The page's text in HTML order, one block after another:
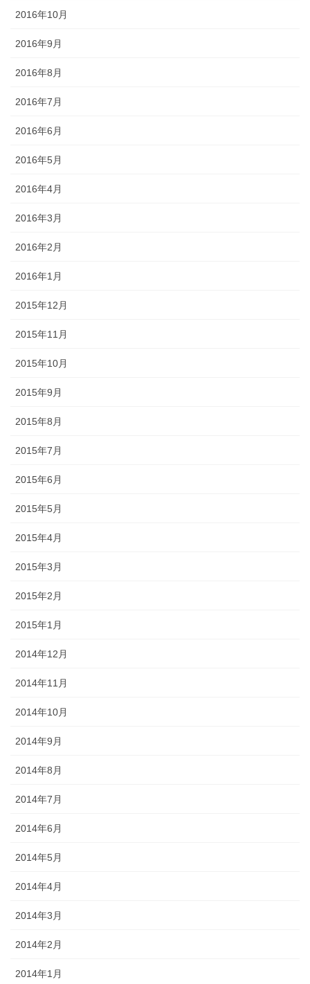
2016年10月
2016年9月
2016年8月
2016年7月
2016年6月
2016年5月
2016年4月
2016年3月
2016年2月
2016年1月
2015年12月
2015年11月
2015年10月
2015年9月
2015年8月
2015年7月
2015年6月
2015年5月
2015年4月
2015年3月
2015年2月
2015年1月
2014年12月
2014年11月
2014年10月
2014年9月
2014年8月
2014年7月
2014年6月
2014年5月
2014年4月
2014年3月
2014年2月
2014年1月